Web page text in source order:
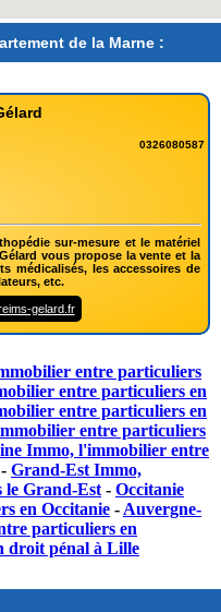
de la Marne :
0326080587
sur-mesure et le matériel
vous propose la vente et la
médicalisés, les accessoires de
etc.
gelard.fr
entre particuliers
entre particuliers en
entre particuliers en
entre particuliers
Immo, l'immobilier entre
- Grand-Est Immo,
le Grand-Est - Occitanie
en Occitanie - Auvergne-
particuliers en
droit pénal à Lille